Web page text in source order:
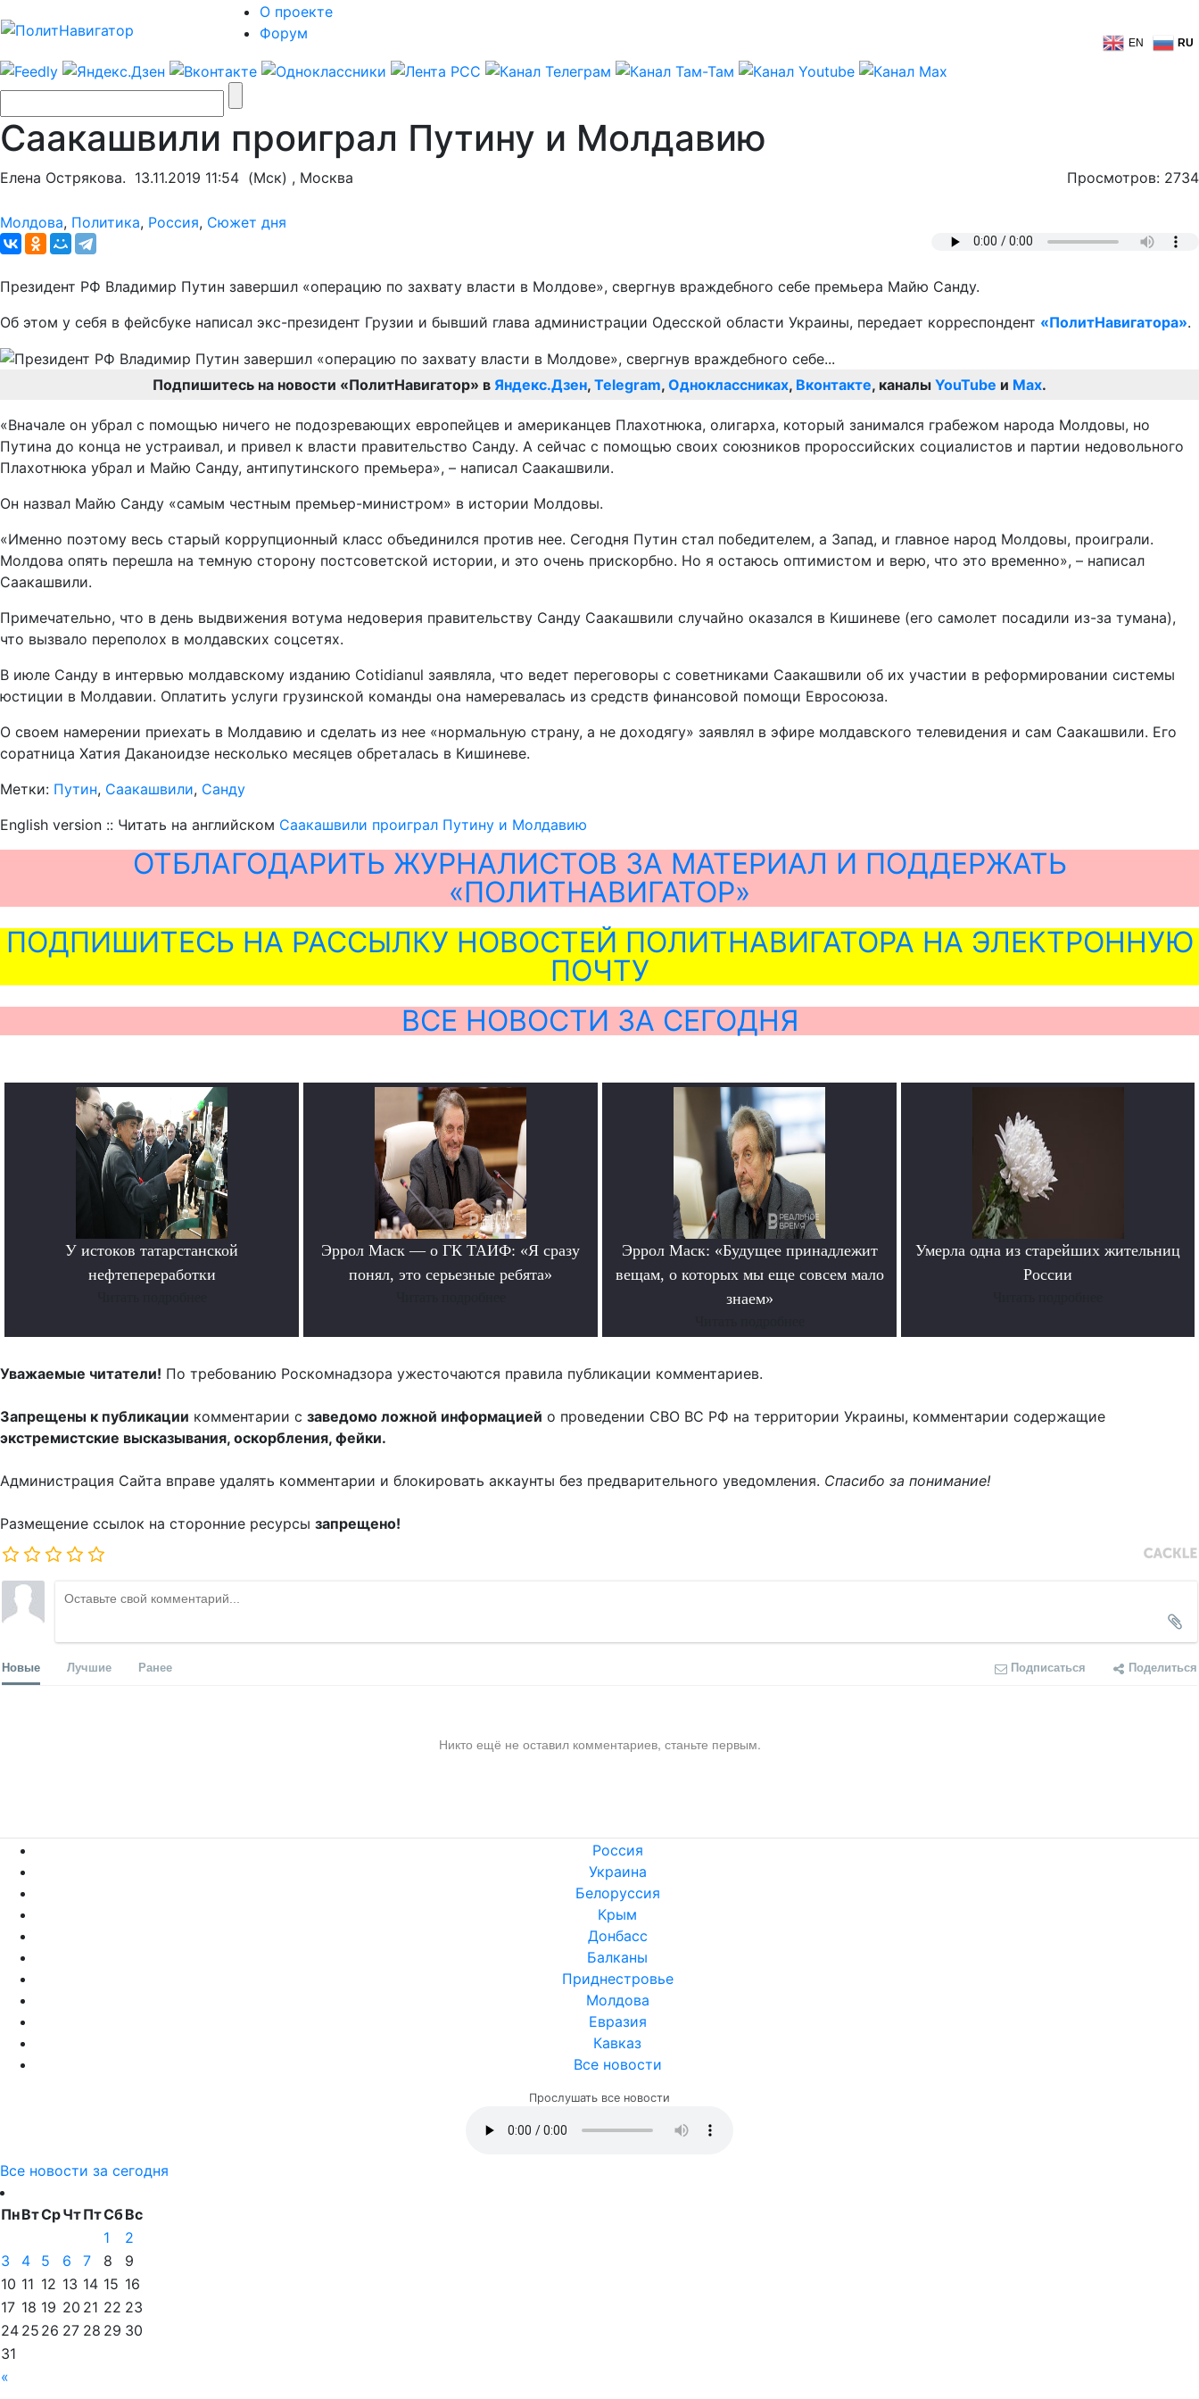
О проекте
Форум
EN RU
Саакашвили проиграл Путину и Молдавию
Елена Острякова. 13.11.2019 11:54 (Мск) , Москва Просмотров: 2734
Молдова, Политика, Россия, Сюжет дня
Президент РФ Владимир Путин завершил «операцию по захвату власти в Молдове», свергнув враждебного себе премьера Майю Санду.
Об этом у себя в фейсбуке написал экс-президент Грузии и бывший глава администрации Одесской области Украины, передает корреспондент «ПолитНавигатора».
Подпишитесь на новости «ПолитНавигатор» в Яндекс.Дзен, Telegram, Одноклассниках, Вконтакте, каналы YouTube и Max.
«Вначале он убрал с помощью ничего не подозревающих европейцев и американцев Плахотнюка, олигарха, который занимался грабежом народа Молдовы, но
Путина до конца не устраивал, и привел к власти правительство Санду. А сейчас с помощью своих союзников пророссийских социалистов и партии недовольного
Плахотнюка убрал и Майю Санду, антипутинского премьера», – написал Саакашвили.
Он назвал Майю Санду «самым честным премьер-министром» в истории Молдовы.
«Именно поэтому весь старый коррупционный класс объединился против нее. Сегодня Путин стал победителем, а Запад, и главное народ Молдовы, проиграли.
Молдова опять перешла на темную сторону постсоветской истории, и это очень прискорбно. Но я остаюсь оптимистом и верю, что это временно», – написал
Саакашвили.
Примечательно, что в день выдвижения вотума недоверия правительству Санду Саакашвили случайно оказался в Кишиневе (его самолет посадили из-за тумана),
что вызвало переполох в молдавских соцсетях.
В июле Санду в интервью молдавскому изданию Cotidianul заявляла, что ведет переговоры с советниками Саакашвили об их участии в реформировании системы
юстиции в Молдавии. Оплатить услуги грузинской команды она намеревалась из средств финансовой помощи Евросоюза.
О своем намерении приехать в Молдавию и сделать из нее «нормальную страну, а не доходягу» заявлял в эфире молдавского телевидения и сам Саакашвили. Его
соратница Хатия Даканоидзе несколько месяцев обреталась в Кишиневе.
Метки: Путин, Саакашвили, Санду
English version :: Читать на английском Саакашвили проиграл Путину и Молдавию
ОТБЛАГОДАРИТЬ ЖУРНАЛИСТОВ ЗА МАТЕРИАЛ И ПОДДЕРЖАТЬ
«ПОЛИТНАВИГАТОР»
ПОДПИШИТЕСЬ НА РАССЫЛКУ НОВОСТЕЙ ПОЛИТНАВИГАТОРА НА ЭЛЕКТРОННУЮ
ПОЧТУ
ВСЕ НОВОСТИ ЗА СЕГОДНЯ
У истоков татарстанской
нефтепереработки
Эррол Маск — о ГК ТАИФ: «Я сразу
понял, это серьезные ребята»
Эррол Маск: «Будущее принадлежит
вещам, о которых мы еще совсем мало
знаем»
Умерла одна из старейших жительниц
России
Уважаемые читатели! По требованию Роскомнадзора ужесточаются правила публикации комментариев.
Запрещены к публикации комментарии с заведомо ложной информацией о проведении СВО ВС РФ на территории Украины, комментарии содержащие
экстремистские высказывания, оскорбления, фейки.
Администрация Сайта вправе удалять комментарии и блокировать аккаунты без предварительного уведомления. Спасибо за понимание!
Размещение ссылок на сторонние ресурсы запрещено!
Новые Лучшие Ранее Подписаться Поделиться
Никто ещё не оставил комментариев, станьте первым.
Россия
Украина
Белоруссия
Крым
Донбасс
Балканы
Приднестровье
Молдова
Евразия
Кавказ
Все новости
Прослушать все новости
Все новости за сегодня
ПнВтСрЧтПтСбВс
«
1
2
3
4 5 6 7 8
9
10 11 12 13 14 15 16
17 18 19 20 21 22 23
24 25 26 27 28 29 30
31